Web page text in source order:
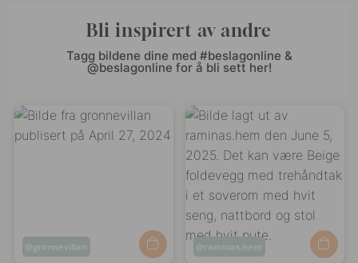
Bli inspirert av andre
Tagg bildene dine med #beslagonline &
@beslagonline for å bli sett her!
Innlegg
gronnevillan
Innlegg
raminas.hem